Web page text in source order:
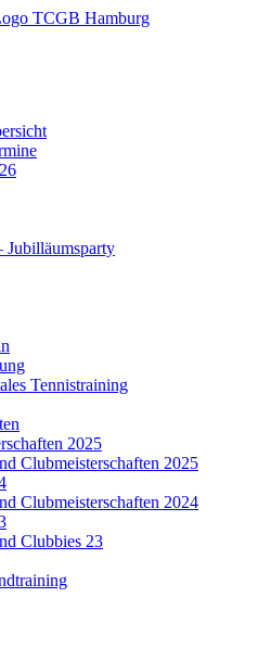
Jubilläumsparty
Tennistraining
2025
Clubmeisterschaften 2025
Clubmeisterschaften 2024
Clubbies 23